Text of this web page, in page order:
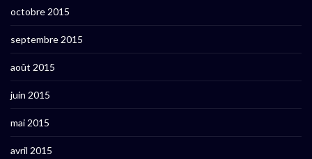
octobre 2015
septembre 2015
août 2015
juin 2015
mai 2015
avril 2015